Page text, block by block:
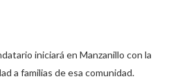
iniciará en Manzanillo con la
a familias de esa comunidad.